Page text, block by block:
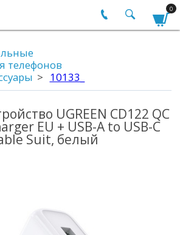
0
телефонов
10133_
UGREEN CD122 QC
EU + USB-A to USB-C
Suit, белый